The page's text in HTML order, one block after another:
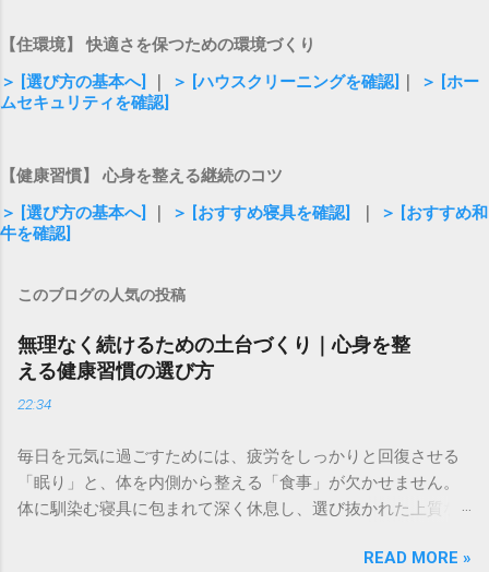
【住環境】 快適さを保つための環境づくり
＞ [選び方の基本へ]
＞ [ハウスクリーニングを確認]
＞ [ホー
ムセキュリティを確認]
【健康習慣】 心身を整える継続のコツ
＞ [選び方の基本へ]
＞ [おすすめ寝具を確認]
＞ [おすすめ和
牛を確認]
このブログの人気の投稿
無理なく続けるための土台づくり｜心身を整
える健康習慣の選び方
22:34
毎日を元気に過ごすためには、疲労をしっかりと回復させる
「眠り」と、体を内側から整える「食事」が欠かせません。
体に馴染む寝具に包まれて深く休息し、選び抜かれた上質な
が、あなたの健やかな生活を支える土台となります。まず
READ MORE »